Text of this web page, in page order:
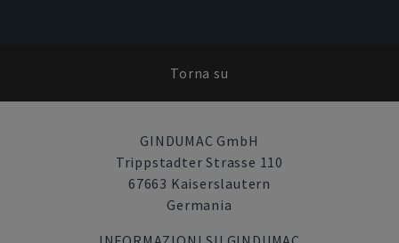
Torna su
GINDUMAC GmbH
Trippstadter Strasse 110
67663 Kaiserslautern
Germania